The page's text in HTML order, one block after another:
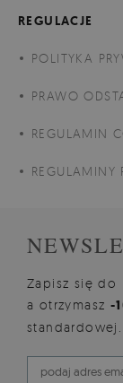
REGULACJE
POLITYKA
PRAWO
REGULAMIN
REGULAMINY
Zapisz się do
a otrzymasz -
standardowej.